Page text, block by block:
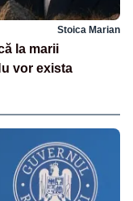
Stoica Marian
la marii
vor exista